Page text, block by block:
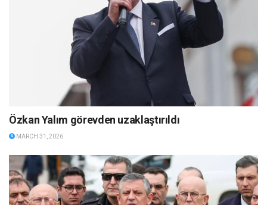
Özkan Yalım görevden uzaklaştırıldı
MARCH 31, 2026